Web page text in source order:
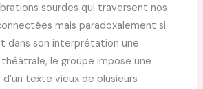
sourdes qui traversent nos
mais paradoxalement si
dans son interprétation une
le groupe impose une
texte vieux de plusieurs